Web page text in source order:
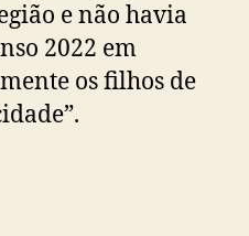
e não havia
2022 em
os filhos de